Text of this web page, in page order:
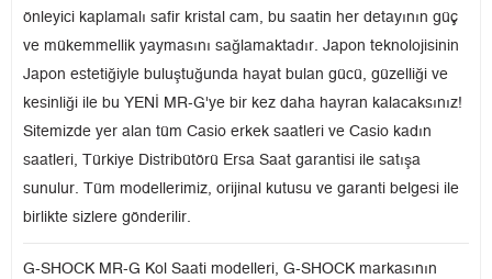
önleyici kaplamalı safir kristal cam, bu saatin her detayının güç
ve mükemmellik yaymasını sağlamaktadır. Japon teknolojisinin
Japon estetiğiyle buluştuğunda hayat bulan gücü, güzelliği ve
kesinliği ile bu YENİ MR-G'ye bir kez daha hayran kalacaksınız!
Sitemizde yer alan tüm Casio erkek saatleri ve Casio kadın
saatleri, Türkiye Distribütörü Ersa Saat garantisi ile satışa
sunulur. Tüm modellerimiz, orijinal kutusu ve garanti belgesi ile
birlikte sizlere gönderilir.
G-SHOCK MR-G Kol Saati modelleri, G-SHOCK markasının